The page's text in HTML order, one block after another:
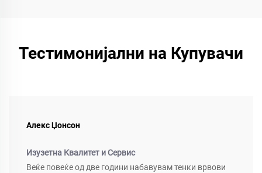
Тестимонијални на Купувачи
Алекс Џонсон
Изузетна Квалитет и Сервис
Веќе повеќе од две години набавувам тенки врвови